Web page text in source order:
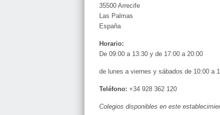
35500 Arrecife
Las Palmas
España
Horario:
De 09:00 a 13:30 y de 17:00 a 20:00
de lunes a viernes y sábados de 10:00 a
Teléfono: +34 928 362 120
Colegios disponibles en este